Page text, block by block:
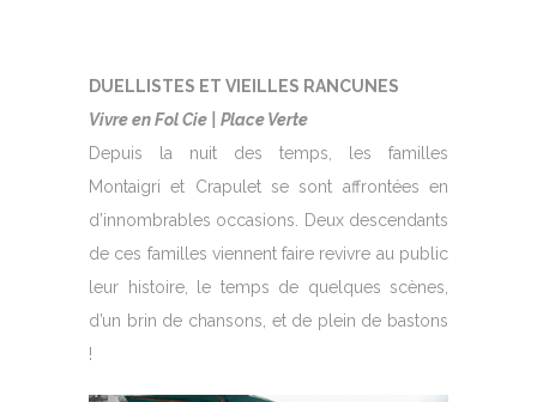
DUELLISTES ET VIEILLES RANCUNES
Vivre en Fol Cie | Place Verte
Depuis la nuit des temps, les familles
Montaigri et Crapulet se sont affrontées en
d’innombrables occasions. Deux descendants
de ces familles viennent faire revivre au public
leur histoire, le temps de quelques scènes,
d’un brin de chansons, et de plein de bastons
!